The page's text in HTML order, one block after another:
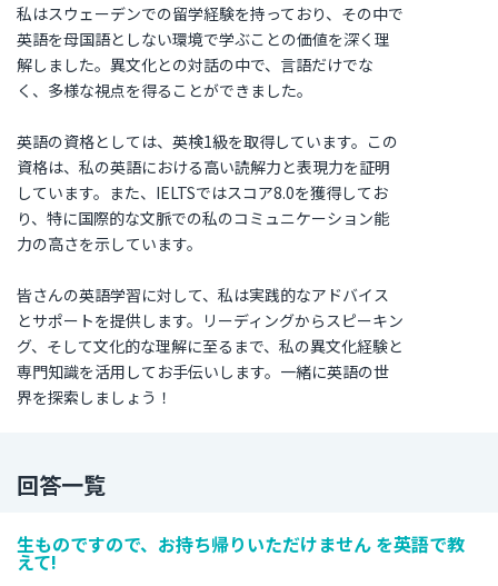
私はスウェーデンでの留学経験を持っており、その中で
英語を母国語としない環境で学ぶことの価値を深く理
解しました。異文化との対話の中で、言語だけでな
く、多様な視点を得ることができました。
英語の資格としては、英検1級を取得しています。この
資格は、私の英語における高い読解力と表現力を証明
しています。また、IELTSではスコア8.0を獲得してお
り、特に国際的な文脈での私のコミュニケーション能
力の高さを示しています。
皆さんの英語学習に対して、私は実践的なアドバイス
とサポートを提供します。リーディングからスピーキン
グ、そして文化的な理解に至るまで、私の異文化経験と
専門知識を活用してお手伝いします。一緒に英語の世
界を探索しましょう！
回答一覧
生ものですので、お持ち帰りいただけません を英語で教
えて!